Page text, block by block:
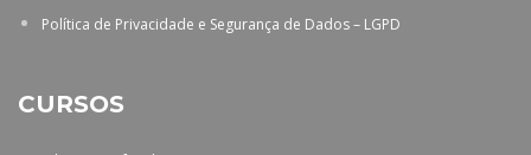
Política de Privacidade e Segurança de Dados – LGPD
CURSOS